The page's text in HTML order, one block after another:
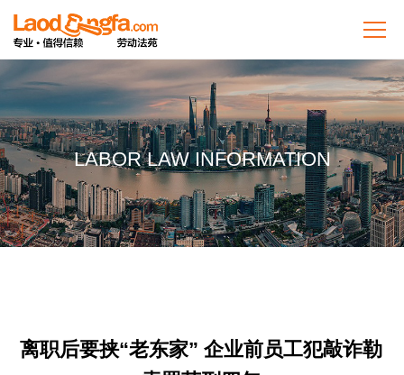
LABOR LAW INFORMATION
离职后要挟“老东家” 企业前员工犯敲诈勒